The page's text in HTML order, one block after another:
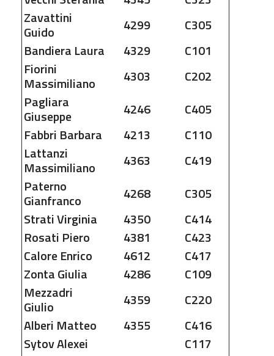
Zavattini
Guido 4299
C305
Bandiera Laura 4329
C101
Fiorini
Massimiliano 4303
C202
Pagliara
Giuseppe 4246
C405
Fabbri Barbara 4213
C110
Lattanzi
Massimiliano 4363
C419
Paterno
Gianfranco 4268
C305
StratiVirginia 4350
C414
Rosati Piero 4381
C423
CaloreEnrico 4612
C417
ZontaGiulia 4286
C109
Mezzadri
Giulio 4359
C220
Alberi Matteo 4355
C416
SytovAlexei
C117